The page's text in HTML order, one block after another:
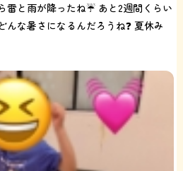
雷と雨が降ったね☔ あと2週間くらい
な暑さになるんだろうね❓ 夏休み